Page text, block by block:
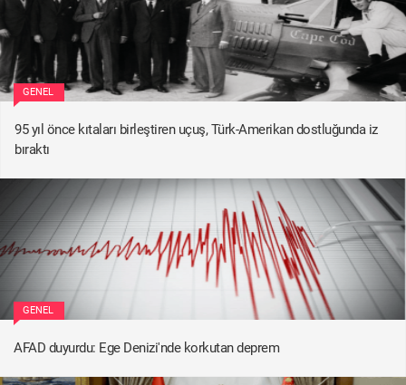
GENEL
95 yıl önce kıtaları birleştiren uçuş, Türk-Amerikan dostluğunda iz
bıraktı
GENEL
AFAD duyurdu: Ege Denizi'nde korkutan deprem